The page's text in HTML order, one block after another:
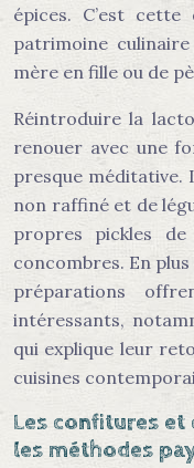
épices. C’est
patrimoine
mère en fille ou de
Réintroduire la
renouer avec une
presque méditative.
non raffiné et de
propres pickles
concombres. En
préparations
intéressants,
qui explique leur
cuisines
Les confitures et
les méthodes